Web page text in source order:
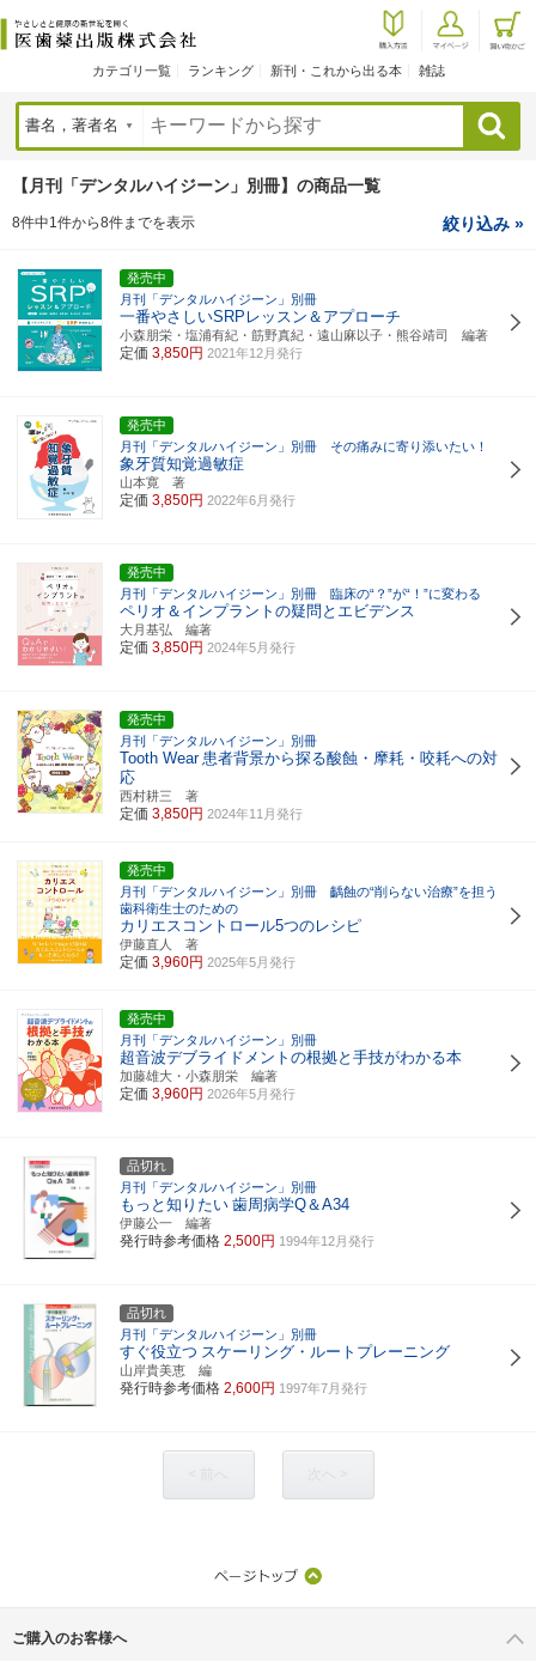
カテゴリ一覧 ランキング 新刊・これから出る本 雑誌
検索
【月刊「デンタルハイジーン」別冊】の商品一覧
8件中1件から8件までを表示 絞り込み »
発売中
月刊「デンタルハイジーン」別冊
一番やさしいSRPレッスン＆アプローチ
小森朋栄・塩浦有紀・筋野真紀・遠山麻以子・熊谷靖司 編著
定価 3,850円 2021年12月発行
発売中
月刊「デンタルハイジーン」別冊 その痛みに寄り添いたい！
象牙質知覚過敏症
山本寛 著
定価 3,850円 2022年6月発行
発売中
月刊「デンタルハイジーン」別冊 臨床の“？”が“！”に変わる
ペリオ＆インプラントの疑問とエビデンス
大月基弘 編著
定価 3,850円 2024年5月発行
発売中
月刊「デンタルハイジーン」別冊
Tooth Wear 患者背景から探る酸蝕・摩耗・咬耗への対
応
西村耕三 著
定価 3,850円 2024年11月発行
発売中
月刊「デンタルハイジーン」別冊 齲蝕の“削らない治療”を担う
歯科衛生士のための
カリエスコントロール5つのレシピ
伊藤直人 著
定価 3,960円 2025年5月発行
発売中
月刊「デンタルハイジーン」別冊
超音波デブライドメントの根拠と手技がわかる本
加藤雄大・小森朋栄 編著
定価 3,960円 2026年5月発行
品切れ
月刊「デンタルハイジーン」別冊
もっと知りたい 歯周病学Q＆A34
伊藤公一 編著
発行時参考価格 2,500円 1994年12月発行
品切れ
月刊「デンタルハイジーン」別冊
すぐ役立つ スケーリング・ルートプレーニング
山岸貴美恵 編
発行時参考価格 2,600円 1997年7月発行
ご購入のお客様へ